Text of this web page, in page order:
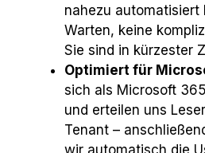
nahezu automatisiert
Warten, keine
Sie sind in kürzester
Optimiert für
sich als Microsoft
und erteilen uns
Tenant –